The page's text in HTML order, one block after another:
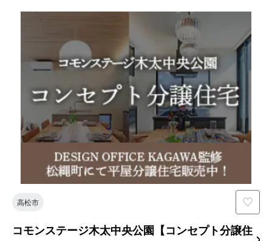
高松市
コモンステージ木太中央公園【コンセプト分譲住